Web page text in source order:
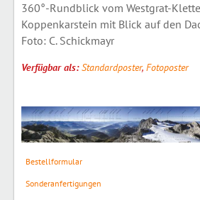
360°-Rundblick vom Westgrat-
Koppenkarstein mit Blick auf den
Foto: C. Schickmayr
Verfügbar als:Standardposter, Fotoposter
Bestellformular
Sonderanfertigungen